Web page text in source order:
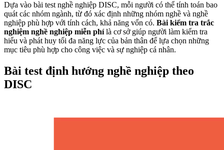
Dựa vào bài test nghề nghiệp DISC, mỗi người có thể tính toán bao
quát các nhóm ngành, từ đó xác định những nhóm nghề và nghề
nghiệp phù hợp với tính cách, khả năng vốn có. Bài kiểm tra trắc
nghiệm nghề nghiệp miễn phílà cơ sở giúp người làm kiểm tra
hiểu và phát huy tối đa năng lực của bản thân để lựa chọn những
mục tiêu phù hợp cho công việc và sự nghiệp cá nhân.
Bài test định hướng nghề nghiệp theo
DISC